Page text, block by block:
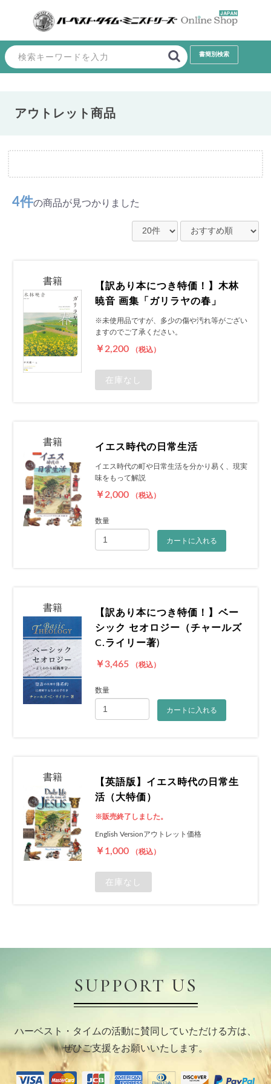
アウトレット商品
4件の商品が見つかりました
書籍
【訳あり本につき特価！】木林
暁音 画集「ガリラヤの春」
※未使用品ですが、多少の傷や汚れ等がござい
ますのでご了承ください。
￥2,200 （税込）
在庫なし
書籍 イエス時代の日常生活
イエス時代の町や日常生活を分かり易く、現実
味をもって解説
￥2,000 （税込）
数量
カートに入れる
書籍
【訳あり本につき特価！】ベー
シック セオロジー（チャールズ
C.ライリー著)
￥3,465 （税込）
数量
カートに入れる
書籍
【英語版】イエス時代の日常生
活（大特価）
※販売終了しました。
English Versionアウトレット価格
￥1,000 （税込）
在庫なし
お買い物を続ける
SUPPORT US
ハーベスト・タイムの活動に賛同していただける方は、
ぜひご支援をお願いいたします。